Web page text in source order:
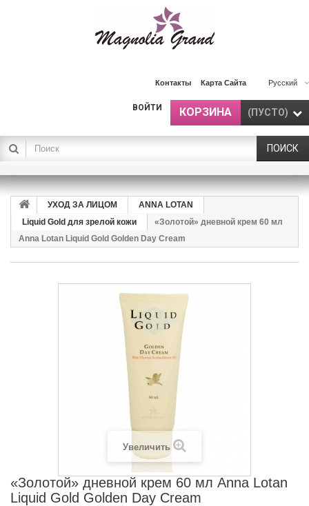
Русский
Контакты Карта Сайта
КОРЗИНА (ПУСТО)
ВОЙТИ
ПОИСК
УХОД ЗА ЛИЦОМ
ANNA LOTAN
Liquid Gold для зрелой кожи
«Золотой» дневной крем 60 мл
Anna Lotan Liquid Gold Golden Day Cream
Увеличить
«Золотой» дневной крем 60 мл Anna Lotan
Liquid Gold Golden Day Cream